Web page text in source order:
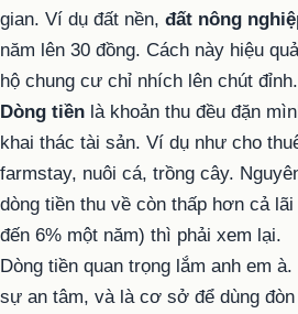
gian. Ví dụ đất nền, đất nông
năm lên 30 đồng. Cách này hiệu
hộ chung cư chỉ nhích lên chút đỉnh.
Dòng tiền là khoản thu đều đặn
khai thác tài sản. Ví dụ như cho
farmstay, nuôi cá, trồng cây.
dòng tiền thu về còn thấp hơn cả
đến 6% một năm) thì phải xem lại.
Dòng tiền quan trọng lắm anh em
sự an tâm, và là cơ sở để dùng